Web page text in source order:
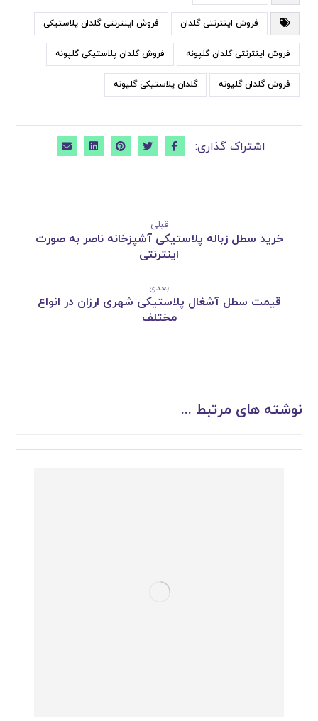
فروش اینترنتی گلدان فروش اینترنتی گلدان پلاستیکی
فروش اینترنتی گلدان گلپونه فروش گلدان پلاستیکی گلپونه
فروش گلدان گلپونه گلدان پلاستیکی گلپونه
قبلی
خرید سطل زباله پلاستیکی آشپزخانه ناصر به صورت
اینترنتی
بعدی
قیمت سطل آشغال پلاستیکی شهری ارزان در انواع
مختلف
نوشته های مرتبط ...